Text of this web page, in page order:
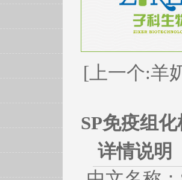
[上一个:羊
SP免疫组
详情说明